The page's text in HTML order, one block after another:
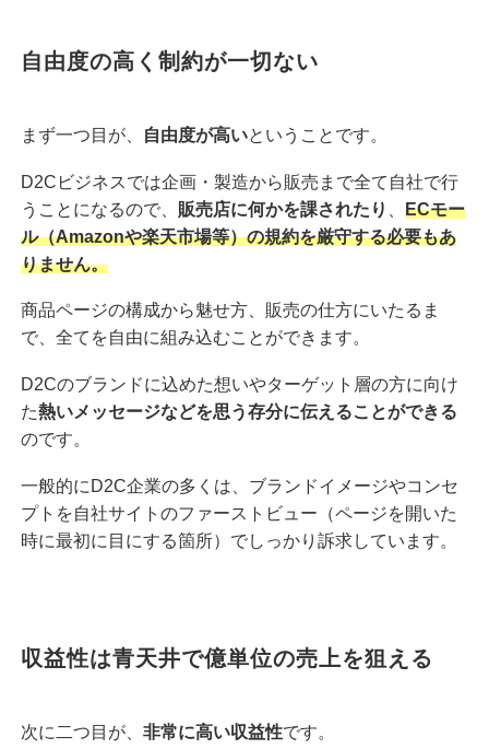
自由度の高く制約が一切ない
まず一つ目が、 自由度が高いということです。
D2Cビジネスでは企画・製造から販売まで全て自社で行
うことになるので、 販売店に何かを課されたり
ECモー
ル（Amazonや楽天市場等）の規約を厳守する必要もあ
りません。
商品ページの構成から魅せ方、販売の仕方にいたるま
で、全てを自由に組み込むことができます。
D2Cのブランドに込めた想いやターゲット層の方に向け
た熱いメッセージなどを思う存分に伝えることができる
のです。
一般的にD2C企業の多くは、ブランドイメージやコンセ
プトを自社サイトのファーストビュー（ページを開いた
時に最初に目にする箇所）でしっかり訴求しています。
収益性は青天井で億単位の売上を狙える
次に二つ目が、 非常に高い収益性です。